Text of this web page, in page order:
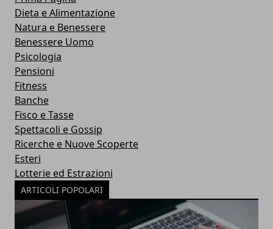
Dieta e Alimentazione
Natura e Benessere
Benessere Uomo
Psicologia
Pensioni
Fitness
Banche
Fisco e Tasse
Spettacoli e Gossip
Ricerche e Nuove Scoperte
Esteri
Lotterie ed Estrazioni
ARTICOLI POPOLARI